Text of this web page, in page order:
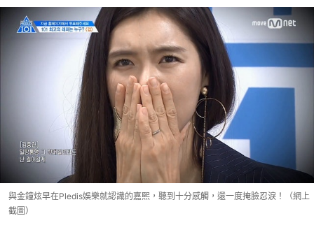
與金鐘炫早在Pledis娛樂就認識的嘉熙，聽到十分感觸，還一度掩臉忍淚！（網上
截圖）